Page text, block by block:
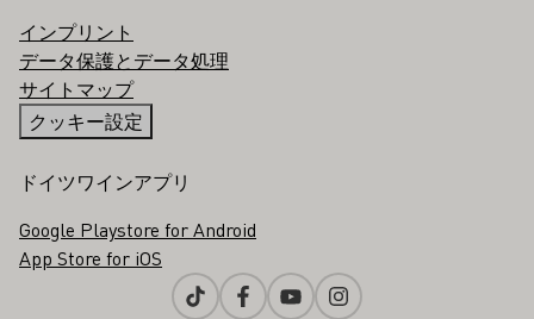
インプリント
データ保護とデータ処理
サイトマップ
クッキー設定
ドイツワインアプリ
Google Playstore for Android
App Store for iOS
TiktokFacebookYoutubeInstagram